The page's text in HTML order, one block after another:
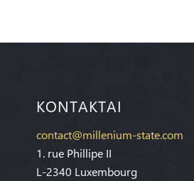
KONTAKTAI
contact@millenium-state.com
1. rue Phillipe II
L-2340 Luxembourg